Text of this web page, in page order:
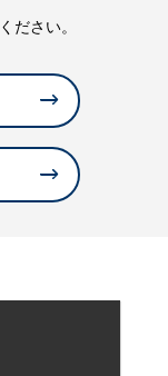
ださい。